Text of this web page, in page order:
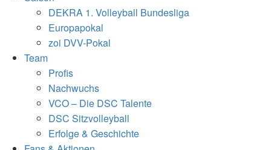
DEKRA 1. Volleyball Bundesliga
Europapokal
zoi DVV-Pokal
Team
Profis
Nachwuchs
VCO – Die DSC Talente
DSC Sitzvolleyball
Erfolge & Geschichte